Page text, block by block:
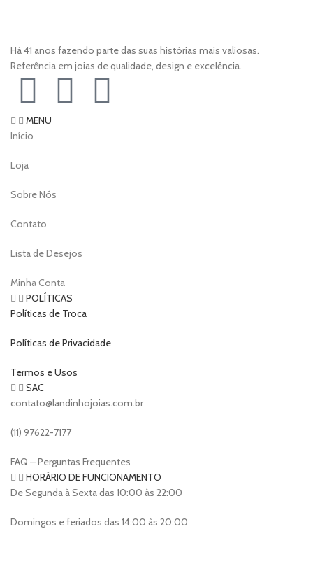
Há 41 anos fazendo parte das suas histórias mais valiosas.
Referência em joias de qualidade, design e excelência.
MENU
Início
Loja
Sobre Nós
Contato
Lista de Desejos
Minha Conta
POLÍTICAS
Políticas de Troca
Políticas de Privacidade
Termos e Usos
SAC
contato@landinhojoias.com.br
(11) 97622-7177
FAQ – Perguntas Frequentes
HORÁRIO DE FUNCIONAMENTO
De Segunda à Sexta das 10:00 às 22:00
Domingos e feriados das 14:00 às 20:00